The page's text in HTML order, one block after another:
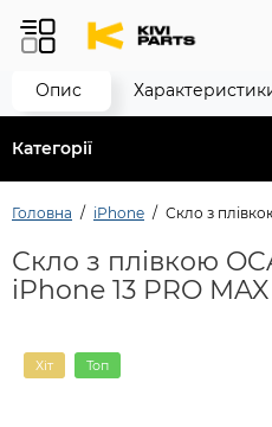
Категорії
Головна iPhone Скло з
Скло з плівкою
iPhone 13 PRO MAX
Хіт Топ
Опис